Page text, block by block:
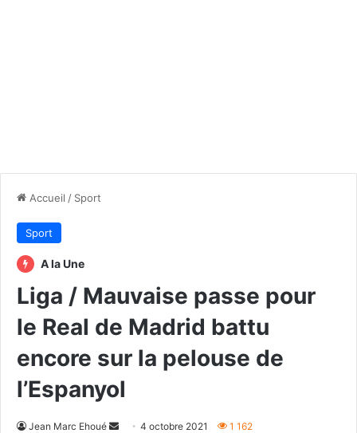
Accueil / Sport
Sport
A la Une
Liga / Mauvaise passe pour
le Real de Madrid battu
encore sur la pelouse de
l’Espanyol
Jean Marc Ehoué
Envoyer4 octobre 2021 1 162